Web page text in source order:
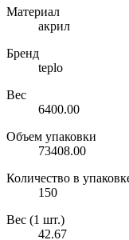
Материал
акрил
Бренд
teplo
Вес
6400.00
Объем упаковки
73408.00
Количество в
150
Вес (1 шт.)
42.67